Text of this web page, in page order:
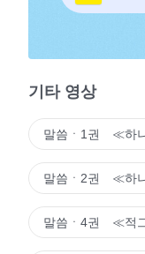
기타 영상
말씀ㆍ1권 ≪하
말씀ㆍ2권 ≪하
말씀ㆍ4권 ≪적